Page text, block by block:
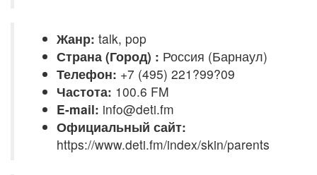
Жанр: talk, pop
Страна (Город) : Россия (Барнаул)
Телефон: +7 (495) 221?99?09
Частота: 100.6 FM
E-mail: info@deti.fm
Официальный сайт:
https://www.deti.fm/index/skin/parents